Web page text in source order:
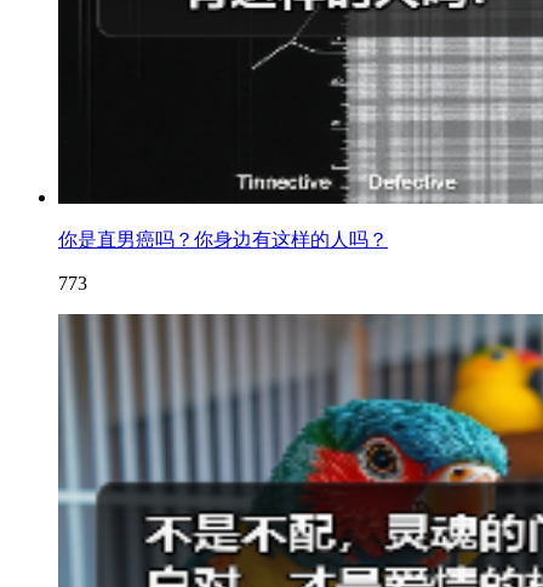
你是直男癌吗？你身边有这样的人吗？
773